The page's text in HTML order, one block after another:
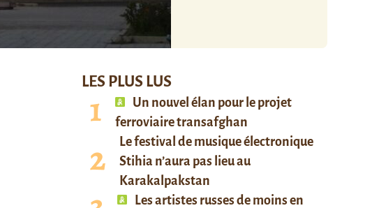
LES PLUS LUS
Un nouvel élan pour le projet
ferroviaire transafghan
Le festival de musique électronique
Stihia n’aura pas lieu au
Karakalpakstan
Les artistes russes de moins en